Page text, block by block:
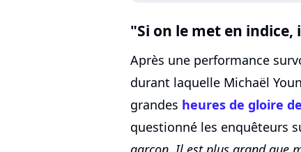
"Si on le met en
Après une performance
durant laquelle Michaël
grandes heures de gloire
questionné les enquêteurs